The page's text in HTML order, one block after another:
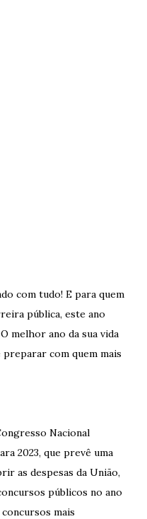
com tudo! E para quem
pública, este ano
melhor ano da sua vida
com quem mais
Nacional
2023, que prevê uma
as despesas da União,
públicos no ano
mais